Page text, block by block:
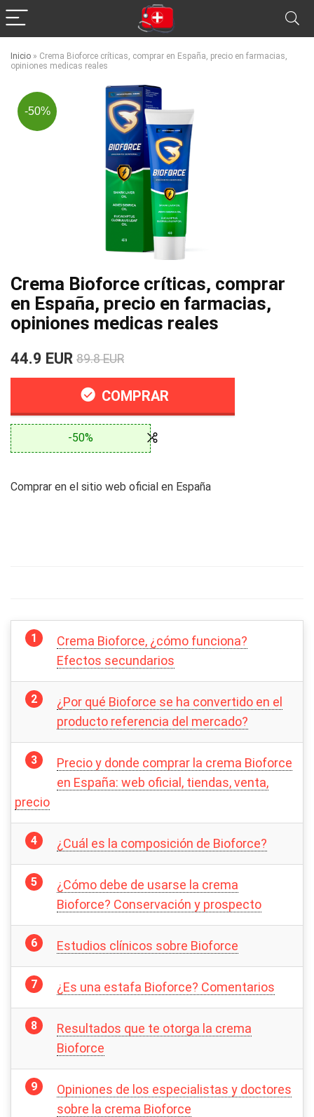
Inicio » Crema Bioforce críticas, comprar en España, precio en farmacias,
opiniones medicas reales
-50%
Crema Bioforce críticas, comprar
en España, precio en farmacias,
opiniones medicas reales
44.9 EUR 89.8 EUR
COMPRAR
-50%
Comprar en el sitio web oficial en España
Crema Bioforce, ¿cómo funciona?
Efectos secundarios
¿Por qué Bioforce se ha convertido en el
producto referencia del mercado?
Precio y donde comprar la crema Bioforce
en España: web oficial, tiendas, venta,
precio
¿Cuál es la composición de Bioforce?
¿Cómo debe de usarse la crema
Bioforce? Conservación y prospecto
Estudios clínicos sobre Bioforce
¿Es una estafa Bioforce? Comentarios
Resultados que te otorga la crema
Bioforce
Opiniones de los especialistas y doctores
sobre la crema Bioforce